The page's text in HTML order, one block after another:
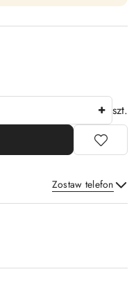
szt.
Zostaw telefon